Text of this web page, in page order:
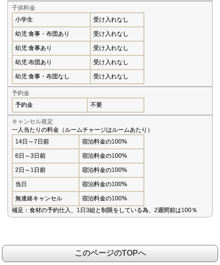
子供料金
小学生
受け入れなし
幼児:食事・布団あり 受け入れなし
幼児:食事あり 受け入れなし
幼児:布団あり 受け入れなし
幼児:食事・布団なし 受け入れなし
予約金
予約金
不要
キャンセル規定
一人当たりの料金（ルームチャージはルームあたり）
14日～7日前
宿泊料金の100%
6日～3日前 宿泊料金の100%
2日～1日前 宿泊料金の100%
当日 宿泊料金の100%
無連絡キャンセル
宿泊料金の100%
補足：食材の予約仕入、1日3組と制限をしている為、2週間前は100％
このページのTOPへ